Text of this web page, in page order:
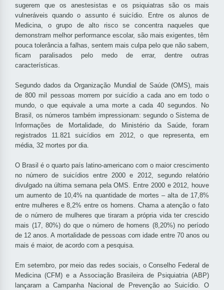
sugerem que os anestesistas e os psiquiatras são os mais
vulneráveis quando o assunto é suicídio. Entre os alunos de
Medicina, o grupo de alto risco se concentra naqueles que
demonstram melhor performance escolar, são mais exigentes, têm
pouca tolerância a falhas, sentem mais culpa pelo que não sabem,
ficam paralisados pelo medo de errar, dentre outras
características.
Segundo dados da Organização Mundial de Saúde (OMS), mais
de 800 mil pessoas morrem por suicídio a cada ano em todo o
mundo, o que equivale a uma morte a cada 40 segundos. No
Brasil, os números também impressionam: segundo o Sistema de
Informações de Mortalidade, do Ministério da Saúde, foram
registrados 11.821 suicídios em 2012, o que representa, em
média, 32 mortes por dia.
O Brasil é o quarto país latino-americano com o maior crescimento
no número de suicídios entre 2000 e 2012, segundo relatório
divulgado na última semana pela OMS. Entre 2000 e 2012, houve
um aumento de 10,4% na quantidade de mortes – alta de 17,8%
entre mulheres e 8,2% entre os homens. Chama a atenção o fato
de o número de mulheres que tiraram a própria vida ter crescido
mais (17, 80%) do que o número de homens (8,20%) no período
de 12 anos. A mortalidade de pessoas com idade entre 70 anos ou
mais é maior, de acordo com a pesquisa.
Em setembro, por meio das redes sociais, o Conselho Federal de
Medicina (CFM) e a Associação Brasileira de Psiquiatria (ABP)
lançaram a Campanha Nacional de Prevenção ao Suicídio. O